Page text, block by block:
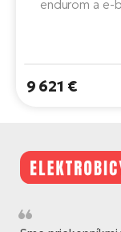
endurom a e-
9 621 €